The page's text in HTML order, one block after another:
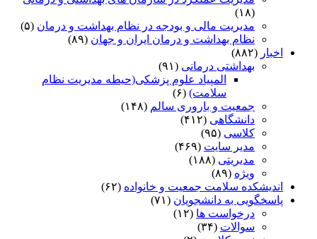
(۱۸)
مدیریت مالی و بودجه در نظام بهداشت و درمان (۵)
نظام بهداشت و درمان ایران و جهان (۸۹)
اخبار (۸۸۲)
بهداشتی درمانی (۹۱)
المپیاد علوم پزشکی(حیطه مدیریت نظام
سلامت) (۶)
جمعیت و باروری سالم (۱۴۸)
دانشگاهی (۴۱۲)
کلاسی (۹۵)
مدیر سایت (۴۶۹)
مدیریتی (۱۸۸)
ویژه (۸۹)
اندیشکده سلامت جمعیت و خانواده (۶۲)
پاسخگویی به دانشجویان (۷۱)
درخواست ها (۱۲)
سوالات (۳۴)